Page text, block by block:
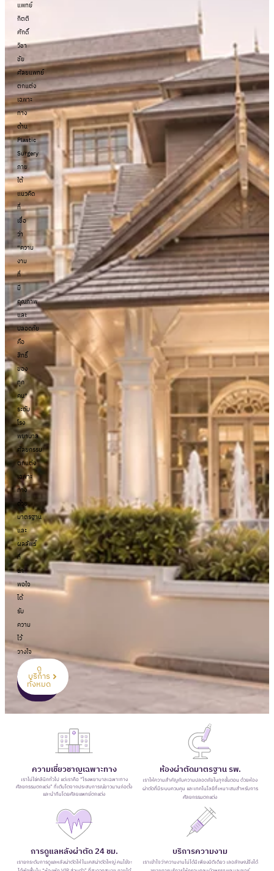
แพทย์
กิตติ
ศักดิ์
วิชา
ชัย
ศัลยแพทย์
ตกแต่ง
เฉพาะ
ทาง
ด้าน
Plastic
Surgery
ภาย
ใต้
แนวคิด
ที่
เชื่อ
ว่า
“ความ
งาม
ที่
มี
คุณภาพ
และ
ปลอดภัย
คือ
สิทธิ์
ของ
ทุก
คน”
ระดับ
โรง
พยาบาล
ศัลยกรรม
ตกแต่ง
เฉพาะ
ทาง
ด้วย
มาตรฐาน
และ
ผลลัพธ์
ที่
น่า
พอใจ
ได้
รับ
ความ
ไว้
วางใจ
นัด
หมาย
/
ปรึกษา
แพทย์​
ดู
บริการ
ทั้งหมด
ความเชี่ยวชาญเฉพาะทาง
เราไม่ใช่คลินิกทั่วไป แต่เราคือ “โรงพยาบาลเฉพาะทาง
ศัลยกรรมตกแต่ง” ที่เติบโตจากประสบการณ์ยาวนานก่อตั้ง
และนำทีมโดยศัลยแพทย์ตกแต่ง
ห้องผ่าตัดมาตรฐาน รพ.
เราให้ความสำคัญกับความปลอดภัยในทุกขั้นตอน ด้วยห้อง
ผ่าตัดที่มีระบบควบคุม และเทคโนโลยีที่เหมาะสมสำหรับการ
ศัลยกรรมตกแต่ง
การดูแลหลังผ่าตัด 24 ชม.
เรายกระดับการดูแลหลังผ่าตัดให้ในเคสผ่าตัดใหญ่ คนไข้จะ
บริการความงาม
เราเข้าใจว่าความงามไม่ได้มีเพียงมิติเดียว เลอลักษณ์จึงได้